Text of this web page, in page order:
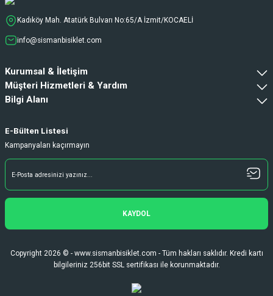
Kadıköy Mah. Atatürk Bulvarı No:65/A İzmit/KOCAELİ
info@sismanbisiklet.com
Kurumsal & İletişim
Müşteri Hizmetleri & Yardım
Bilgi Alanı
E-Bülten Listesi
Kampanyaları kaçırmayın
KAYDOL
Copyright 2026 © - www.sismanbisiklet.com - Tüm hakları saklıdır. Kredi kartı
bilgileriniz 256bit SSL sertifikası ile korunmaktadır.